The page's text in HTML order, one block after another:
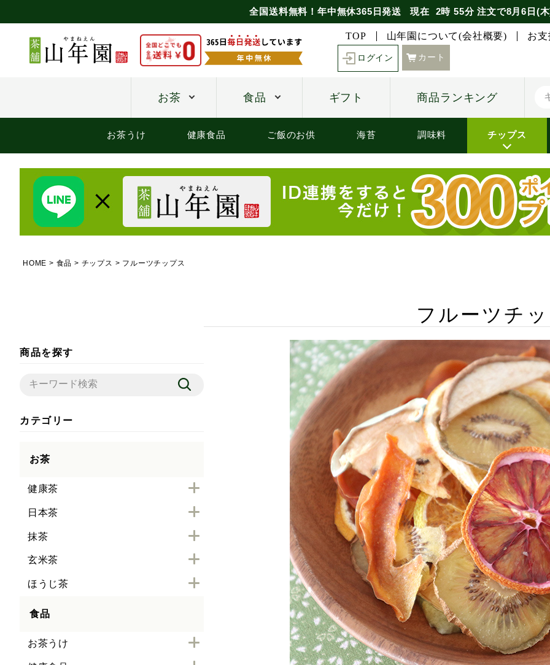
全国送料無料！年中無休365日発送 現在 2時 55分注文で8月6日(
TOP 山年園について(会社概要) お
ログイン カート
お茶 食品 ギフト 商品ランキング
お茶うけ 健康食品 ご飯のお供 海苔 調味料 チップス
HOME 食品 チップス フルーツチップス
商品を探す
カテゴリー
お茶
健康茶
日本茶
抹茶
玄米茶
ほうじ茶
食品
お茶うけ
フルーツチ